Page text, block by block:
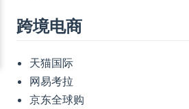
跨境电商
天猫国际
网易考拉
京东全球购